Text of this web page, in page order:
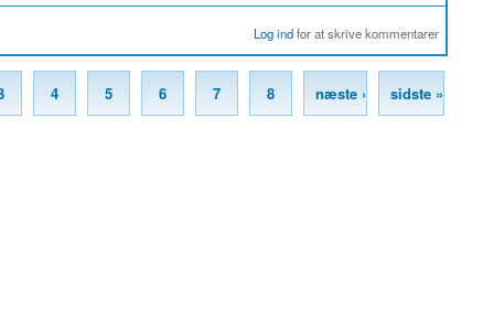
Log indfor at skrive kommentarer
4 5 6 7 8 næste › sidste »